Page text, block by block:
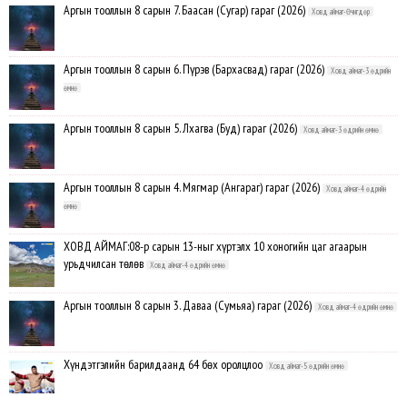
Аргын тооллын 8 сарын 7. Баасан (Сугар) гараг (2026) Ховд аймаг-Өчигдөр
Аргын тооллын 8 сарын 6. Пүрэв (Бархасвад) гараг (2026)
Ховд аймаг-3 өдрийн
өмнө
Аргын тооллын 8 сарын 5. Лхагва (Буд) гараг (2026) Ховд аймаг-3 өдрийн өмнө
Аргын тооллын 8 сарын 4. Мягмар (Ангараг) гараг (2026)
Ховд аймаг-4 өдрийн
өмнө
ХОВД АЙМАГ:08-р сарын 13-ныг хүртэлх 10 хоногийн цаг агаарын
урьдчилсан төлөв
Ховд аймаг-4 өдрийн өмнө
Аргын тооллын 8 сарын 3. Даваа (Сумьяа) гараг (2026) Ховд аймаг-4 өдрийн өмнө
Хүндэтгэлийн барилдаанд 64 бөх оролцлоо Ховд аймаг-5 өдрийн өмнө